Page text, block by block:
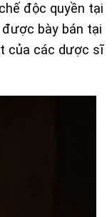
độc quyền tại
được bày bán tại
của các dược sĩ